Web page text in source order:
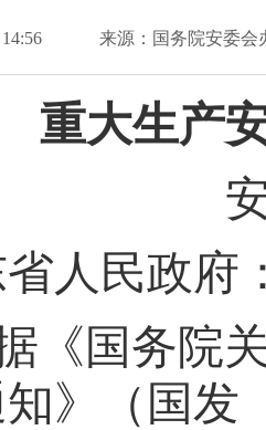
来源：国务院安委会
重大生产
人民政府
《国务院
》（国发